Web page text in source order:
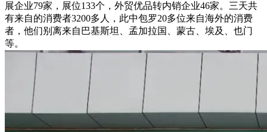
展企业79家，展位133个，外贸优品转内销企业46家。三天共
有来自的消费者3200多人，此中包罗20多位来自海外的消费
者，他们别离来自巴基斯坦、孟加拉国、蒙古、埃及、也门
等。